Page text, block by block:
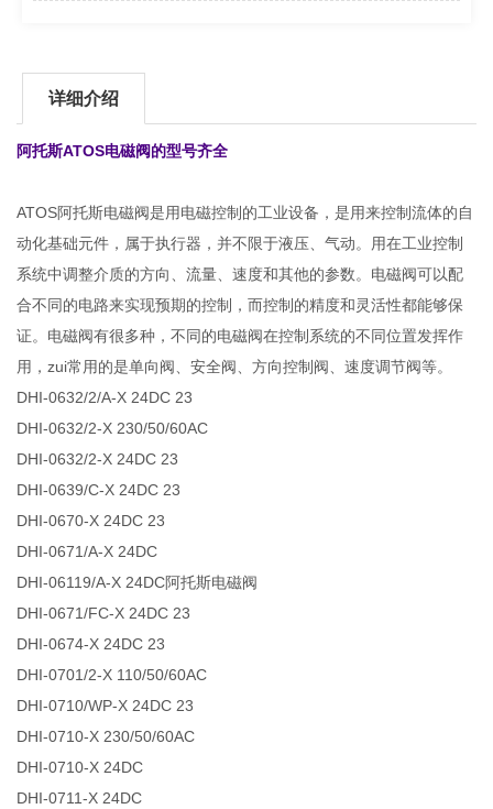
详细介绍
阿托斯ATOS电磁阀的型号齐全
ATOS阿托斯电磁阀是用电磁控制的工业设备，是用来控制流体的自
动化基础元件，属于执行器，并不限于液压、气动。用在工业控制
系统中调整介质的方向、流量、速度和其他的参数。电磁阀可以配
合不同的电路来实现预期的控制，而控制的精度和灵活性都能够保
证。电磁阀有很多种，不同的电磁阀在控制系统的不同位置发挥作
用，zui常用的是单向阀、安全阀、方向控制阀、速度调节阀等。
DHI-0632/2/A-X 24DC 23
DHI-0632/2-X 230/50/60AC
DHI-0632/2-X 24DC 23
DHI-0639/C-X 24DC 23
DHI-0670-X 24DC 23
DHI-0671/A-X 24DC
DHI-06119/A-X 24DC阿托斯电磁阀
DHI-0671/FC-X 24DC 23
DHI-0674-X 24DC 23
DHI-0701/2-X 110/50/60AC
DHI-0710/WP-X 24DC 23
DHI-0710-X 230/50/60AC
DHI-0710-X 24DC
DHI-0711-X 24DC